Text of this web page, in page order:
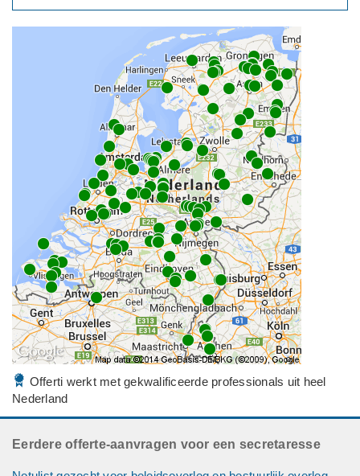
Offerti werkt met gekwalificeerde professionals uit heel
Nederland
Eerdere offerte-aanvragen voor een secretaresse